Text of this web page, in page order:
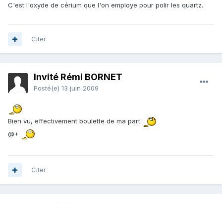
C'est l'oxyde de cérium que l'on employe pour polir les quartz.
Citer
Invité Rémi BORNET
Posté(e) 13 juin 2009
Bien vu, effectivement boulette de ma part
@+
Citer